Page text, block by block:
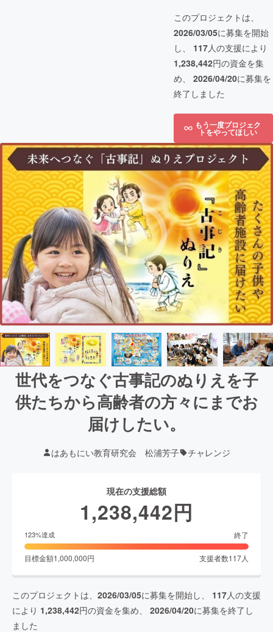
このプロジェクトは、
2026/03/05に募集を開始
し、 117人の支援により
1,238,442円の資金を集
め、 2026/04/20に募集を
終了しました
もう一度プロジェク
トをやってほしい
世代をつなぐ古事記のぬりえを子
供たちから高齢者の方々にまでお
届けしたい。
はあもにい教育研究会 松浦芳子 チャレンジ
現在の支援総額
1,238,442円
123%達成 終了
目標金額1,000,000円 支援者数117人
このプロジェクトは、 2026/03/05に募集を開始し、 117人の支援
により 1,238,442円の資金を集め、 2026/04/20に募集を終了し
ました